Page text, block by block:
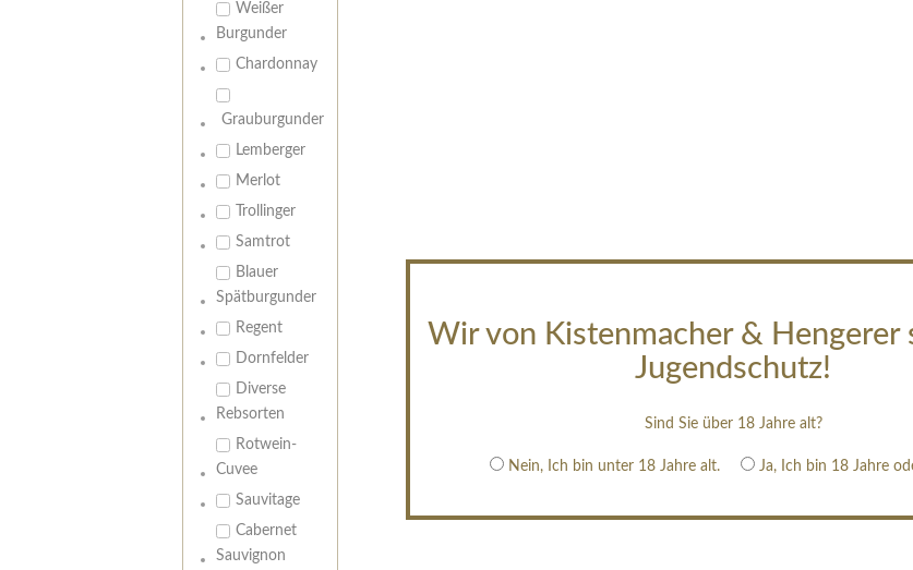
Wir von Kistenmacher & Hengerer
Jugendschutz!
Sind Sie über 18 Jahre alt?
Nein, Ich bin unter 18 Jahre alt. Ja, Ich bin 18 Jahre
Weißer
Burgunder
Chardonnay
Grauburgunder
Lemberger
Merlot
Trollinger
Samtrot
Blauer
Spätburgunder
Regent
Dornfelder
Diverse
Rebsorten
Rotwein-
Cuvee
Sauvitage
Cabernet
Sauvignon